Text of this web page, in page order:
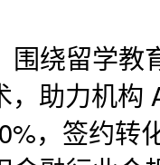
围绕留学教
，助力机构
，签约转